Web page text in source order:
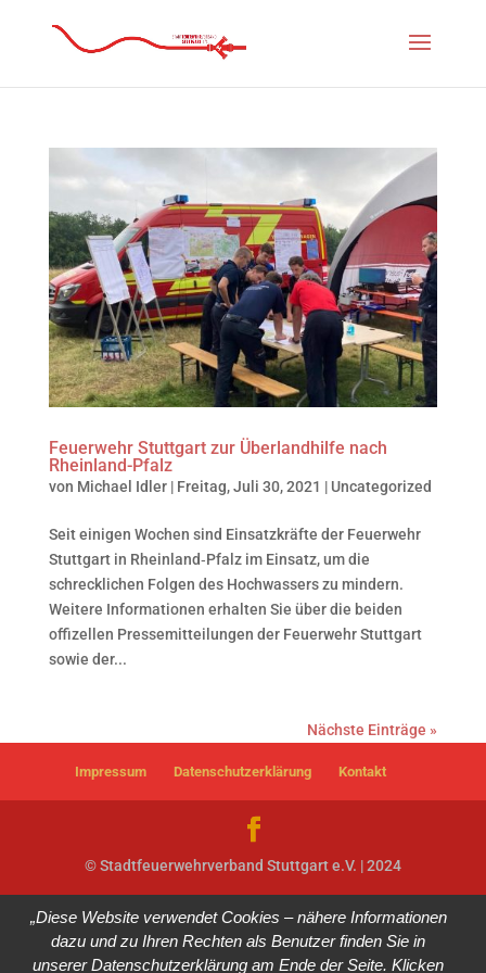
Feuerwehr Stuttgart zur Überlandhilfe nach
Rheinland-Pfalz
von Michael Idler| Freitag, Juli 30, 2021 | Uncategorized
Seit einigen Wochen sind Einsatzkräfte der Feuerwehr
Stuttgart in Rheinland‐Pfalz im Einsatz, um die
schrecklichen Folgen des Hochwassers zu mindern.
Weitere Informationen erhalten Sie über die beiden
offizellen Pressemitteilungen der Feuerwehr Stuttgart
sowie der...
Nächste Einträge »
Impressum Datenschutzerklärung Kontakt
© Stadtfeuerwehrverband Stuttgart e.V. | 2024
„Diese Website verwendet Cookies – nähere Informationen
dazu und zu Ihren Rechten als Benutzer finden Sie in
unserer Datenschutzerklärung am Ende der Seite. Klicken